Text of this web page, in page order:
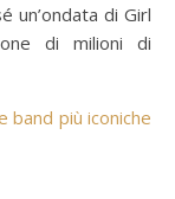
un’ondata di Girl
di milioni di
band più iconiche